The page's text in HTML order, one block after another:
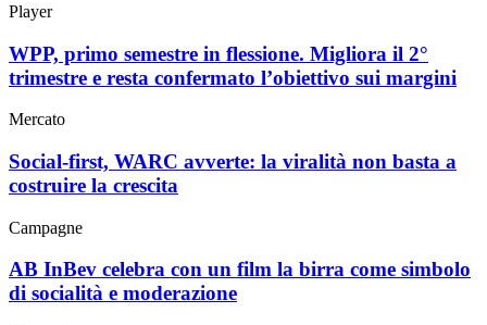
Player
WPP, primo semestre in flessione. Migliora il 2°
trimestre e resta confermato l’obiettivo sui margini
Mercato
Social-first, WARC avverte: la viralità non basta a
costruire la crescita
Campagne
AB InBev celebra con un film la birra come simbolo
di socialità e moderazione